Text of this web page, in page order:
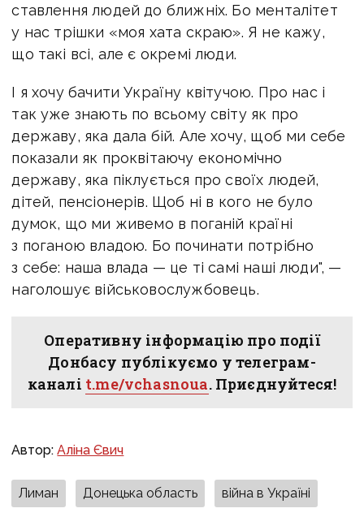
ставлення людей до ближніх. Бо менталітет
у нас трішки «моя хата скраю». Я не кажу,
що такі всі, але є окремі люди.
І я хочу бачити Україну квітучою. Про нас і
так уже знають по всьому світу як про
державу, яка дала бій. Але хочу, щоб ми себе
показали як проквітаючу економічно
державу, яка піклується про своїх людей,
дітей, пенсіонерів. Щоб ні в кого не було
думок, що ми живемо в поганій країні
з поганою владою. Бо починати потрібно
з себе: наша влада — це ті самі наші люди", —
наголошує військовослужбовець.
Оперативну інформацію про події
Донбасу публікуємо у телеграм-
каналі t.me/vchasnoua. Приєднуйтеся!
Автор:Аліна Євич
Лиман Донецька область війна в Україні